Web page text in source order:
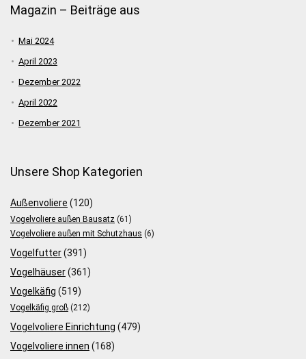
Magazin – Beiträge aus
Mai 2024
April 2023
Dezember 2022
April 2022
Dezember 2021
Unsere Shop Kategorien
Außenvoliere (120)
Vogelvoliere außen Bausatz (61)
Vogelvoliere außen mit Schutzhaus (6)
Vogelfutter(391)
Vogelhäuser(361)
Vogelkäfig (519)
Vogelkäfig groß (212)
Vogelvoliere Einrichtung (479)
Vogelvoliere innen (168)